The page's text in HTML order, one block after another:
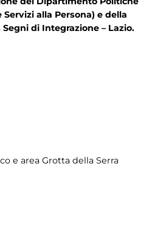
alla Persona) e della
di Integrazione – Lazio.
e area Grotta della Serra